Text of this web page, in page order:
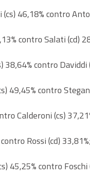
46,18% contro
contro Salati (cd)
38,64% contro
49,45% contro
Calderoni (cs)
Rossi (cd) 33,81%;
45,25% contro Foschi